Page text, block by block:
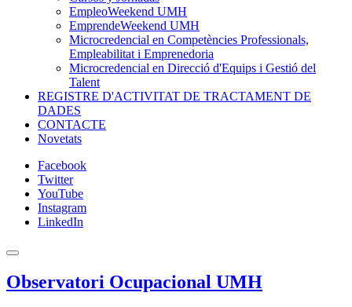
EmpleoWeekend UMH
EmprendeWeekend UMH
Microcredencial en Competències Professionals,
Empleabilitat i Emprenedoria
Microcredencial en Direcció d'Equips i Gestió del
Talent
REGISTRE D'ACTIVITAT DE TRACTAMENT DE
DADES
CONTACTE
Novetats
Facebook
Twitter
YouTube
Instagram
LinkedIn
Observatori Ocupacional UMH